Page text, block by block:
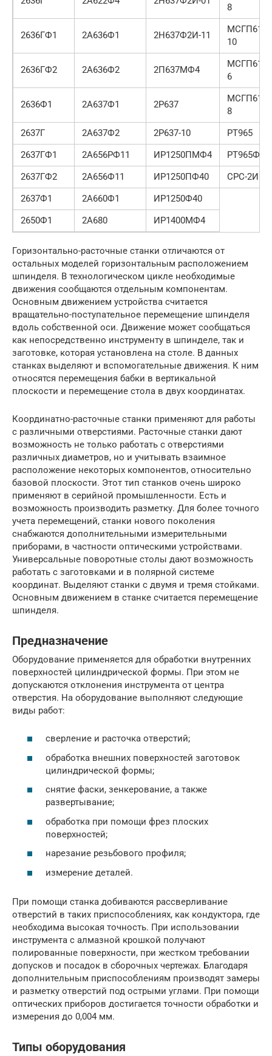
8
2636ГФ1 2А636Ф1 2Н637Ф2И-11
10
2636ГФ2 2А636Ф2 2П637МФ4
6
2636Ф1 2А637Ф1 2Р637
8
2637Г
2А637Ф2 2Р637-10
РТ965
2637ГФ1
2А656РФ11 ИР1250ПМФ4
РТ965Ф3
2637ГФ2
2А656Ф11 ИР1250ПФ40
СРС-2И
2637Ф1
2А660Ф1
ИР1250Ф40
2650Ф1
2А680 ИР1400МФ4
Горизонтально-расточные станки отличаются от
остальных моделей горизонтальным расположением
шпинделя. В технологическом цикле необходимые
движения сообщаются отдельным компонентам.
Основным движением устройства считается
вращательно-поступательное перемещение шпинделя
вдоль собственной оси. Движение может сообщаться
как непосредственно инструменту в шпинделе, так и
заготовке, которая установлена на столе. В данных
станках выделяют и вспомогательные движения. К ним
относятся перемещения бабки в вертикальной
плоскости и перемещение стола в двух координатах.
Координатно-расточные станки применяют для работы
с различными отверстиями. Расточные станки дают
возможность не только работать с отверстиями
различных диаметров, но и учитывать взаимное
расположение некоторых компонентов, относительно
базовой плоскости. Этот тип станков очень широко
применяют в серийной промышленности. Есть и
возможность производить разметку. Для более точного
учета перемещений, станки нового поколения
снабжаются дополнительными измерительными
приборами, в частности оптическими устройствами.
Универсальные поворотные столы дают возможность
работать с заготовками и в полярной системе
координат. Выделяют станки с двумя и тремя стойками.
Основным движением в станке считается перемещение
шпинделя.
Предназначение
Оборудование применяется для обработки внутренних
поверхностей цилиндрической формы. При этом не
допускаются отклонения инструмента от центра
отверстия. На оборудование выполняют следующие
виды работ:
сверление и расточка отверстий;
обработка внешних поверхностей заготовок
цилиндрической формы;
снятие фаски, зенкерование, а также
развертывание;
обработка при помощи фрез плоских
поверхностей;
нарезание резьбового профиля;
измерение деталей.
При помощи станка добиваются рассверливание
отверстий в таких приспособлениях, как кондуктора, где
необходима высокая точность. При использовании
инструмента с алмазной крошкой получают
полированные поверхности, при жестком требовании
допусков и посадок в сборочных чертежах. Благодаря
дополнительным приспособлениям производят замеры
и разметку отверстий под острыми углами. При помощи
оптических приборов достигается точности обработки и
измерения до 0,004 мм.
Типы оборудования